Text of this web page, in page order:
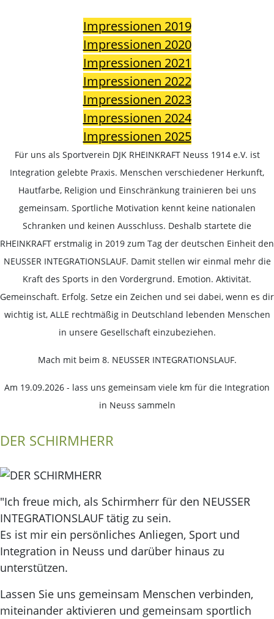
Impressionen 2019
Impressionen 2020
Impressionen 2021
Impressionen 2022
Impressionen 2023
Impressionen 2024
Impressionen 2025
Für uns als Sportverein DJK RHEINKRAFT Neuss 1914 e.V. ist
Integration gelebte Praxis. Menschen verschiedener Herkunft,
Hautfarbe, Religion und Einschränkung trainieren bei uns
gemeinsam. Sportliche Motivation kennt keine nationalen
Schranken und keinen Ausschluss. Deshalb startete die
RHEINKRAFT erstmalig in 2019 zum Tag der deutschen Einheit den
NEUSSER INTEGRATIONSLAUF. Damit stellen wir einmal mehr die
Kraft des Sports in den Vordergrund. Emotion. Aktivität.
Gemeinschaft. Erfolg. Setze ein Zeichen und sei dabei, wenn es dir
wichtig ist, ALLE rechtmäßig in Deutschland lebenden Menschen
in unsere Gesellschaft einzubeziehen.
Mach mit beim 8. NEUSSER INTEGRATIONSLAUF.
Am 19.09.2026 - lass uns gemeinsam viele km für die Integration
in Neuss sammeln
DER SCHIRMHERR
"Ich freue mich, als Schirmherr für den NEUSSER
INTEGRATIONSLAUF tätig zu sein.
Es ist mir ein persönliches Anliegen, Sport und
Integration in Neuss und darüber hinaus zu
unterstützen.
Lassen Sie uns gemeinsam Menschen verbinden,
miteinander aktivieren und gemeinsam sportlich